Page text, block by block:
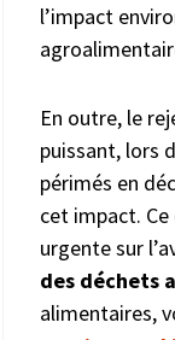
l’impact
En outre, le
puissant, lors
périmés en
cet impact.
urgente sur
des déchets
alimentaires,